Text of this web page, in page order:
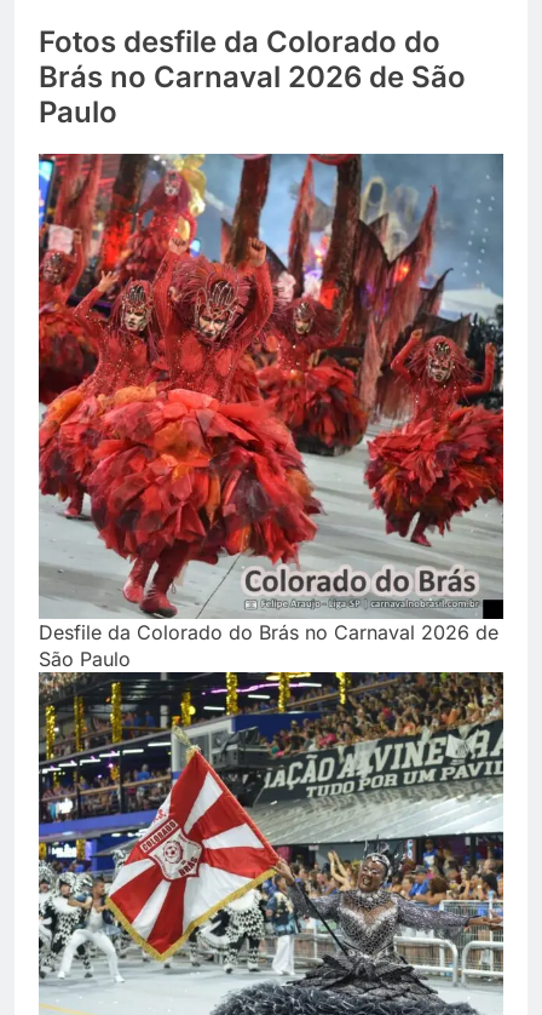
Fotos desfile da Colorado do
Brás no Carnaval 2026 de São
Paulo
Desfile da Colorado do Brás no Carnaval 2026 de
São Paulo